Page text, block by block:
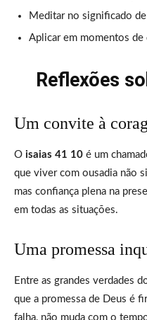
Meditar no significado de
Aplicar em momentos de
Reflexões
Um convite à
O isaias 41 10 é um
que viver com ousadia não
mas confiança plena na
em todas as situações.
Uma promessa
Entre as grandes verdades
que a promessa de Deus é
falha, não muda com o